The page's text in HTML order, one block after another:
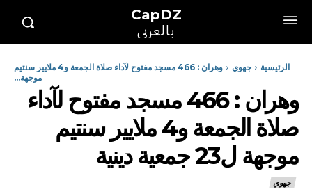
CapDZ
بالعربي
الرئيسية جهوي
وهران : 466 مسجد مفتوح لآداء صلاة الجمعة و4 ملايير سنتيم
موجهة...
وهران : 466 مسجد مفتوح لآداء
صلاة الجمعة و4 ملايير سنتيم
موجهة ل23 جمعية دينية
جهوي